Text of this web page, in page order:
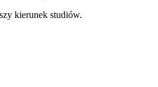
kierunek studiów.